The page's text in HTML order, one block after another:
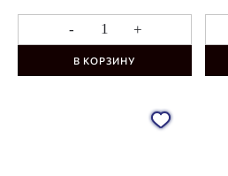
- +
В КОРЗИНУ